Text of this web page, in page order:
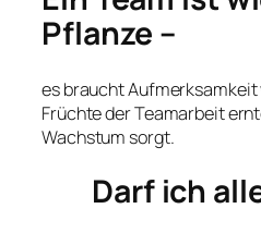
Pflanze –
es braucht Aufmerksamkeit
Früchte der Teamarbeit
Wachstum sorgt.
Darf ich